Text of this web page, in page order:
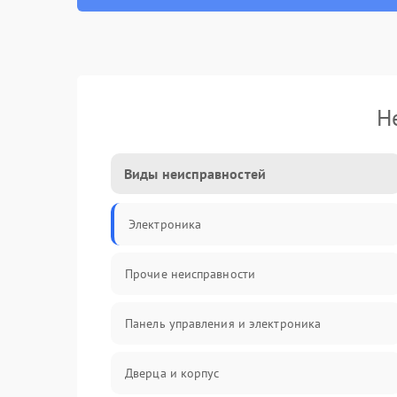
Виды неисправностей
Электроника
Прочие неисправности
Панель управления и электроника
Дверца и корпус